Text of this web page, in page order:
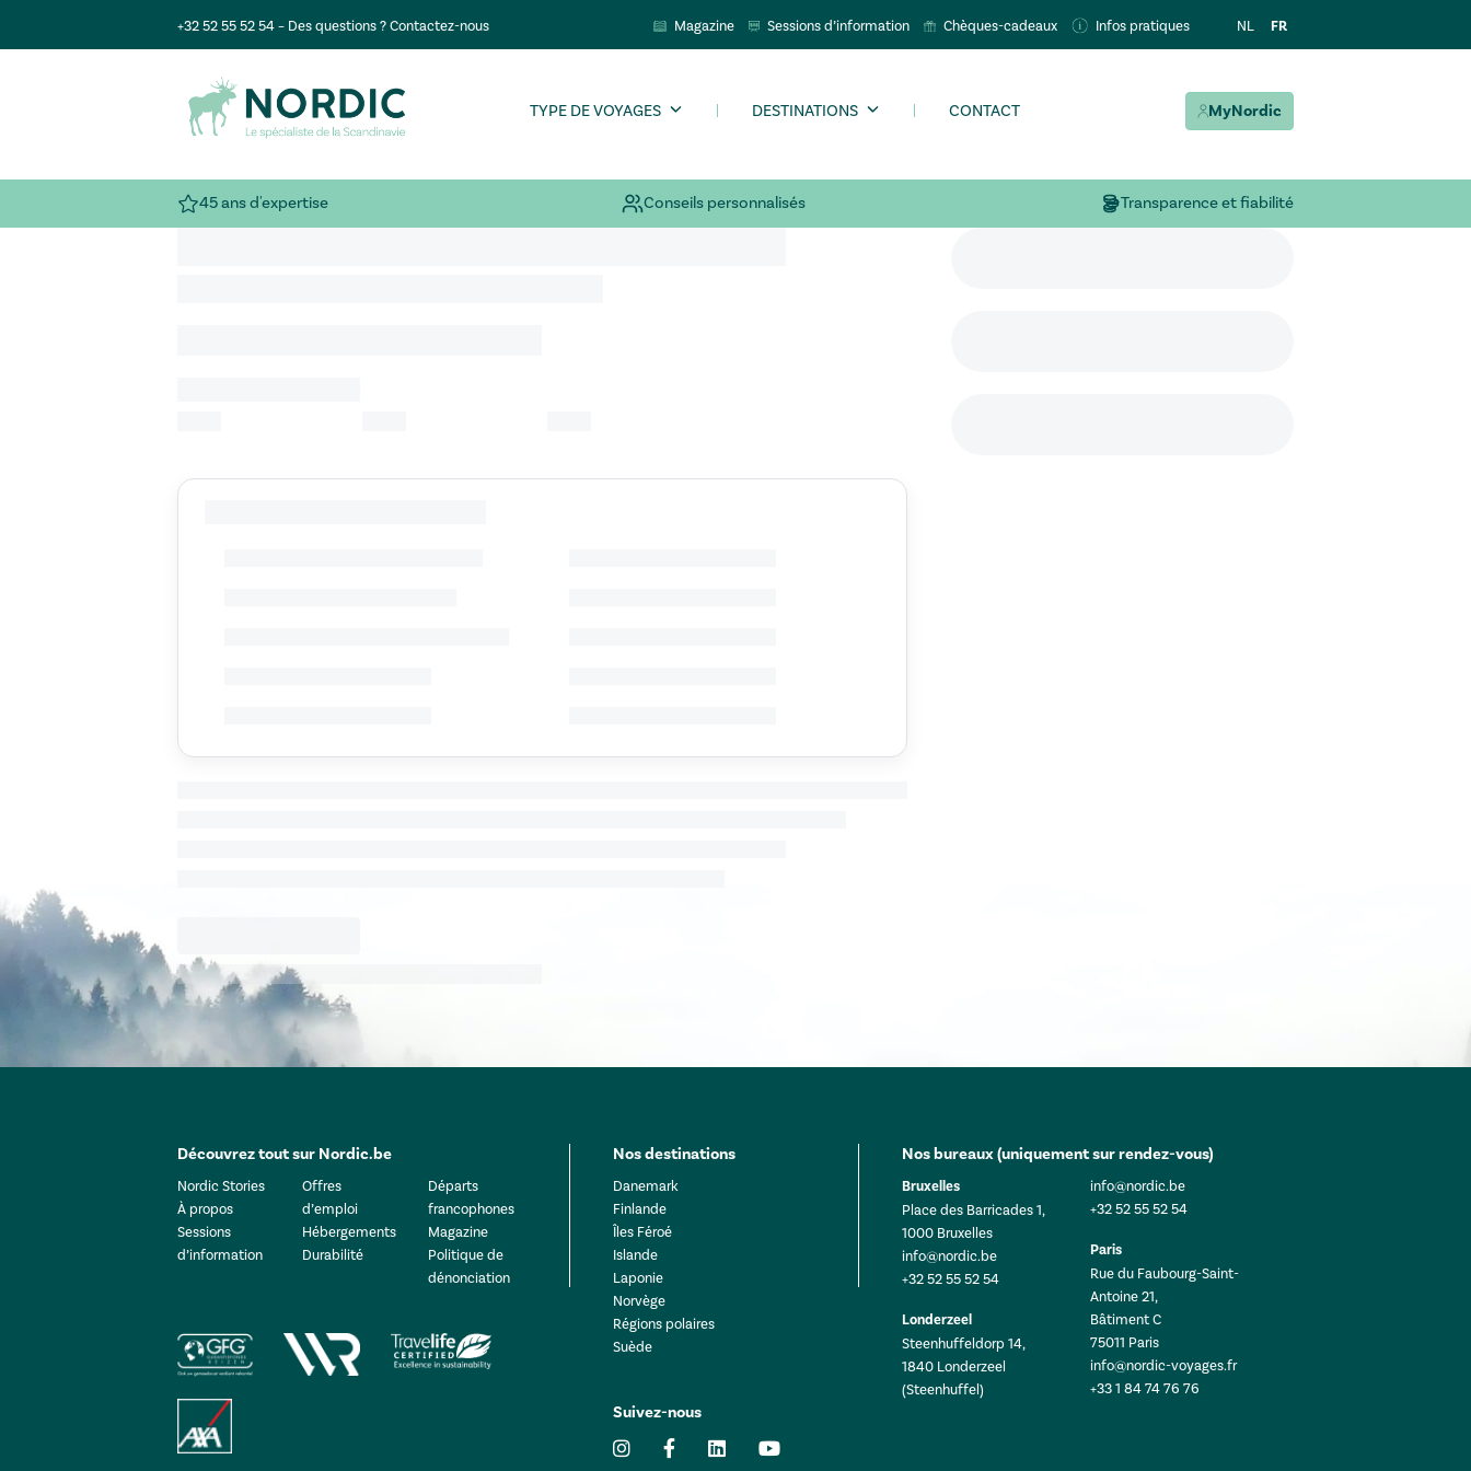
+32 52 55 52 54 – Des questions ? Contactez-nous Magazine Sessions d’information Chèques-cadeaux Infos pratiques NL FR
TYPE DE VOYAGES DESTINATIONS CONTACT MyNordic
45 ans d'expertise Conseils personnalisés Transparence et fiabilité
Découvrez tout sur Nordic.be
Nordic Stories
À propos
Sessions
d’information
Offres
d’emploi
Hébergements
Durabilité
Départs
francophones
Magazine
Politique de
dénonciation
Nos destinations
Danemark
Finlande
Îles Féroé
Islande
Laponie
Norvège
Régions polaires
Suède
Suivez-nous
Nos bureaux (uniquement sur rendez-vous)
Bruxelles
Place des Barricades 1,
1000 Bruxelles
info@nordic.be
+32 52 55 52 54
Londerzeel
Steenhuffeldorp 14,
1840 Londerzeel
(Steenhuffel)
info@nordic.be
+32 52 55 52 54
Paris
Rue du Faubourg-Saint-
Antoine 21,
Bâtiment C
75011 Paris
info@nordic-voyages.fr
+33 1 84 74 76 76